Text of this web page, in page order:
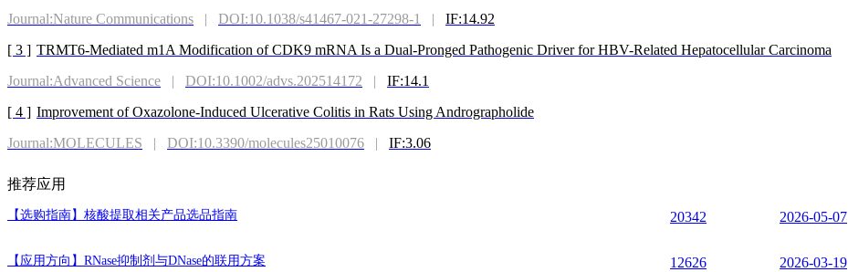
Journal:Nature Communications
| DOI:10.1038/s41467-021-27298-1 |
IF:14.92
[ 3 ] TRMT6-Mediated m1A Modification of CDK9 mRNA Is a Dual-Pronged Pathogenic Driver for HBV-Related Hepatocellular Carcinoma
Journal:Advanced Science
| DOI:10.1002/advs.202514172 |
IF:14.1
[ 4 ] Improvement of Oxazolone-Induced Ulcerative Colitis in Rats Using Andrographolide
Journal:MOLECULES
| DOI:10.3390/molecules25010076 | IF:3.06
推荐应用
【选购指南】 核酸提取相关产品选品指南 20342 2026-05-07
【应用方向】 RNase抑制剂与DNase的联用方案 12626 2026-03-19